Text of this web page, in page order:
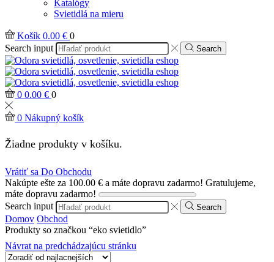
Katalógy
Svietidlá na mieru
Košík 0.00 € 0
Search input
Search
0 0.00 € 0
0 Nákupný košík
Žiadne produkty v košíku.
Vrátiť sa Do Obchodu
Nakúpte ešte za 100.00 € a máte dopravu zadarmo! Gratulujeme,
máte dopravu zadarmo!
Search input
Search
Domov Obchod
Produkty so značkou “eko svietidlo”
Návrat na predchádzajúcu stránku